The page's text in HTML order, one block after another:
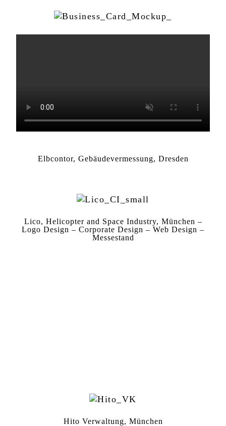
Elbcontor, Gebäudevermessung, Dresden
Lico, Helicopter and Space Industry, München –
Logo Design – Corporate Design – Web Design –
Messestand
Hito Verwaltung, München